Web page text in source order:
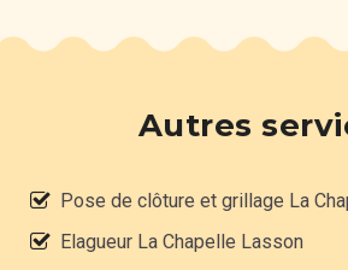
Autres
Pose de clôture et grillage La
Elagueur La Chapelle Lasson